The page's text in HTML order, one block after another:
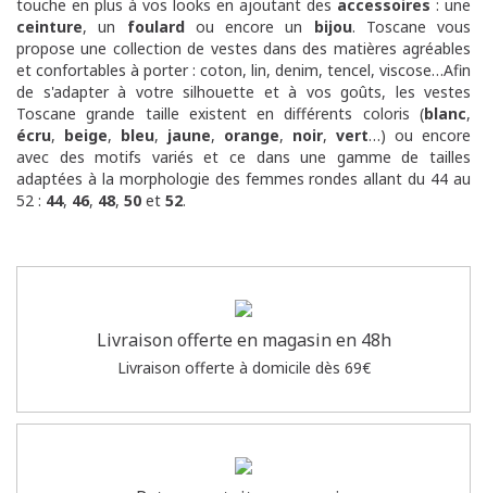
touche en plus à vos looks en ajoutant des accessoires : une
ceinture, un foulardou encore un bijou. Toscane vous
propose une collection de vestes dans des matières agréables
et confortables à porter : coton, lin, denim, tencel, viscose…Afin
de s'adapter à votre silhouette et à vos goûts, les vestes
Toscane grande taille existent en différents coloris (blanc,
écru, beige, bleu, jaune, orange, noir, vert…) ou encore
avec des motifs variés et ce dans une gamme de tailles
adaptées à la morphologie des femmes rondes allant du 44 au
52 : 44, 46, 48, 50 et 52.
Livraison offerte en magasin en 48h
Livraison offerte à domicile dès 69€